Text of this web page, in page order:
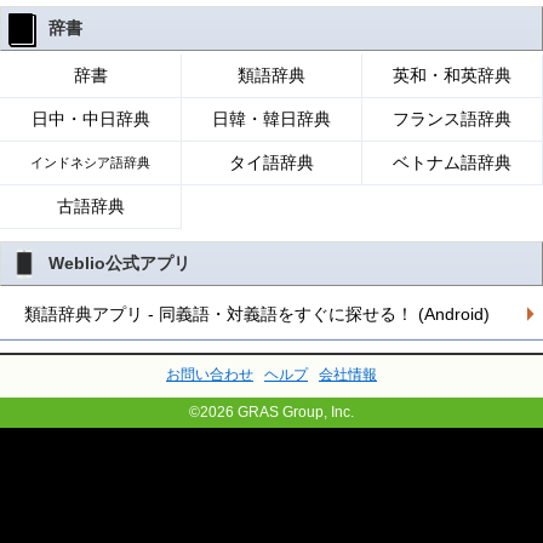
辞書
辞書 類語辞典 英和・和英辞典
日中・中日辞典 日韓・韓日辞典 フランス語辞典
インドネシア語辞典 タイ語辞典 ベトナム語辞典
古語辞典
Weblio公式アプリ
類語辞典アプリ - 同義語・対義語をすぐに探せる！ (Android)
お問い合わせ ヘルプ 会社情報
©2026 GRAS Group, Inc.